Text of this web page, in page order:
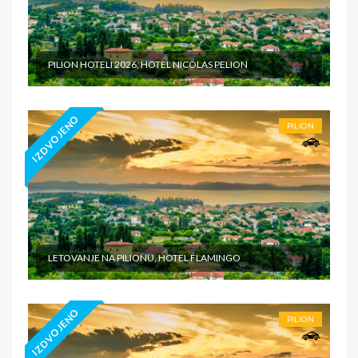
PILION HOTELI 2026, HOTEL NICOLAS PELION
IZDVOJENO PILION
LETOVANJE NA PILIONU, HOTEL FLAMINGO
IZDVOJENO PILION